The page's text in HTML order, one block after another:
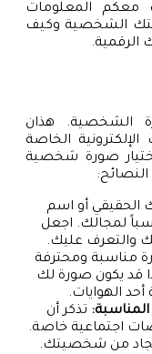
معكم المعلومات
الشخصية وكيف
الرقمية.
الشخصية. هذان
الخاصة
صورة شخصية
أو اسم
لمجالك. اجعل
والتعرف عليك.
مناسبة ومحترفة
قد يكون صورة لك
الهوايات.
تذكر أن
اجتماعية خاصة.
من شخصيتك.